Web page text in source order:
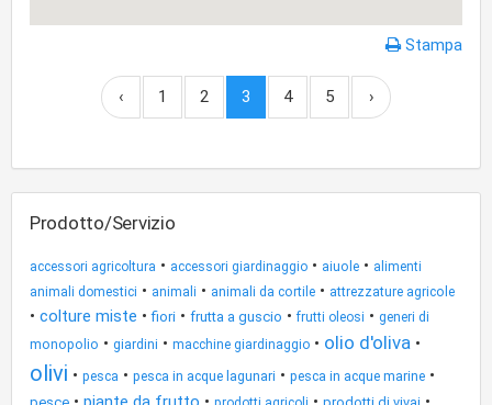
Stampa
‹ 1 2 3 4 5 ›
Prodotto/Servizio
accessori agricoltura • accessori giardinaggio • aiuole • alimenti
animali domestici • animali • animali da cortile • attrezzature agricole
• colture miste •fiori • frutta a guscio •frutti oleosi • generi di
monopolio • giardini • macchine giardinaggio • olio d'oliva •
olivi • pesca • pesca in acque lagunari • pesca in acque marine •